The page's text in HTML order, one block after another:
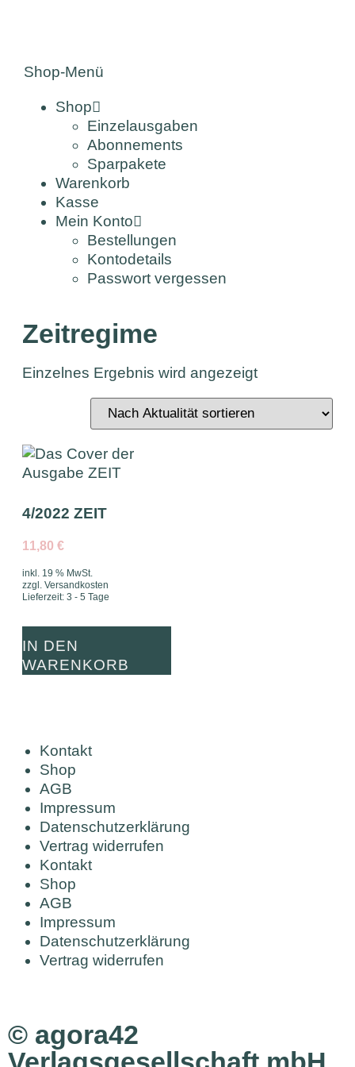
Shop-Menü
Shop
Einzelausgaben
Abonnements
Sparpakete
Warenkorb
Kasse
Mein Konto
Bestellungen
Kontodetails
Passwort vergessen
Zeitregime
Einzelnes Ergebnis wird angezeigt
4/2022 ZEIT
11,80€
inkl. 19 % MwSt.
zzgl.Versandkosten
Lieferzeit:3 - 5 Tage
IN DEN
WARENKORB
Kontakt
Shop
AGB
Impressum
Datenschutzerklärung
Vertrag widerrufen
Kontakt
Shop
AGB
Impressum
Datenschutzerklärung
Vertrag widerrufen
© agora42